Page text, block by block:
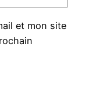
et mon site